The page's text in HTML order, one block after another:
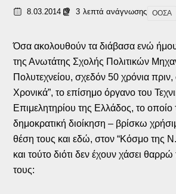
8.03.2014 3 λεπτά ανάγνωσης ΟΟΣΑ
Όσα ακολουθούν τα διάβασα ενώ
της Ανωτάτης Σχολής Πολιτικών
Πολυτεχνείου, σχεδόν 50 χρόνια πριν,
Χρονικά”, το επίσημο όργανο του
Επιμελητηρίου της Ελλάδος, το
δημοκρατική διοίκηση – βρίσκω
θέση τους και εδώ, στον “Κόσμο της Ν.
και τούτο διότι δεν έχουν χάσει θαρρώ
τους: